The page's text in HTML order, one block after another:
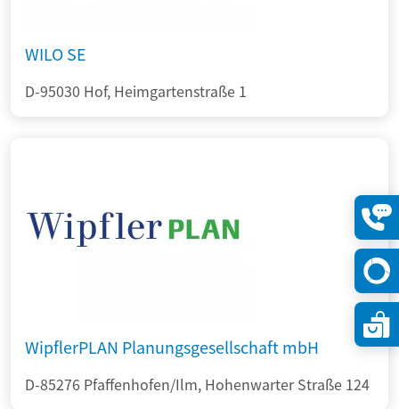
WILO SE
D-95030 Hof, Heimgartenstraße 1
WipflerPLAN Planungsgesellschaft mbH
D-85276 Pfaffenhofen/Ilm, Hohenwarter Straße 124